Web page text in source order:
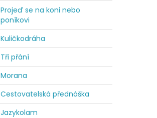
Projeď se na koni nebo
poníkovi
Kuličkodráha
Tři přání
Morana
Cestovatelská přednáška
Jazykolam